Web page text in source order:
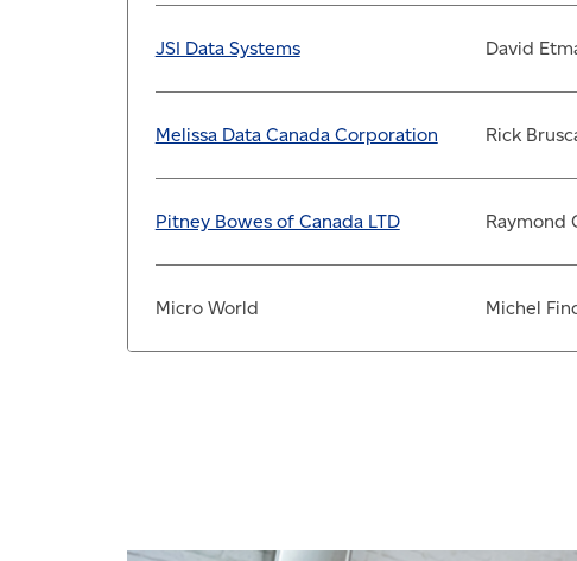
JSI Data Systems David
Melissa Data Canada Corporation Rick
Pitney Bowes of Canada LTD Raymond
Micro World Michel